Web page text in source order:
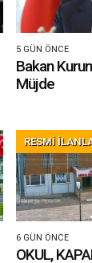
5 GÜN ÖNCE
Bakan
Müjde
RESMİ
6 GÜN ÖNCE
OKUL,